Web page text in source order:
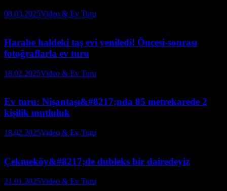
08.03.2025Video & Ev Turu
Harabe haldeki taş evi yeniledi! Öncesi-sonrası
fotoğraflarla ev turu
18.02.2025Video & Ev Turu
Ev turu: Nişantaşı&#8217;nda 85 metrekarede 2
kişilik mutluluk
18.02.2025Video & Ev Turu
Çekmeköy&#8217;de dubleks bir dairedeyiz
21.01.2025Video & Ev Turu